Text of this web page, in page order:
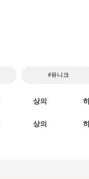
#유니크
상의
상의